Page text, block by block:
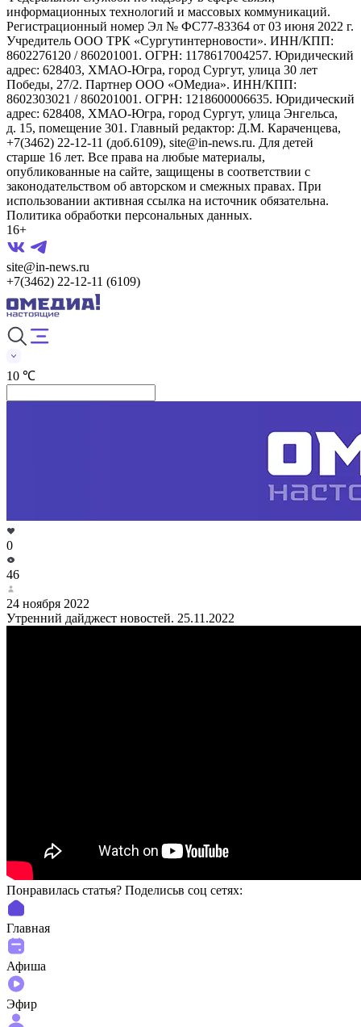
информационных технологий и массовых коммуникаций.
Регистрационный номер Эл № ФС77-83364 от 03 июня 2022 г.
Учредитель ООО ТРК «Сургутинтерновости». ИНН/КПП:
8602276120 / 860201001. ОГРН: 1178617004257. Юридический
адрес: 628403, ХМАО-Югра, город Сургут, улица 30 лет
Победы, 27/2. Партнер ООО «ОМедиа». ИНН/КПП:
8602303021 / 860201001. ОГРН: 1218600006635. Юридический
адрес: 628408, ХМАО-Югра, город Сургут, улица Энгельса,
д. 15, помещение 301. Главный редактор: Д.М. Караченцева,
+7(3462) 22-12-11 (доб.6109), site@in-news.ru. Для детей
старше 16 лет. Все права на любые материалы,
опубликованные на сайте, защищены в соответствии с
законодательством об авторском и смежных правах. При
использовании активная ссылка на источник обязательна.
Политика обработки персональных данных.
16+
site@in-news.ru
+7(3462) 22-12-11 (6109)
10 ℃
0
46
24 ноября 2022
Утренний дайджест новостей. 25.11.2022
Понравилась статья? Поделиcьв соц сетях:
Главная
Афиша
Эфир